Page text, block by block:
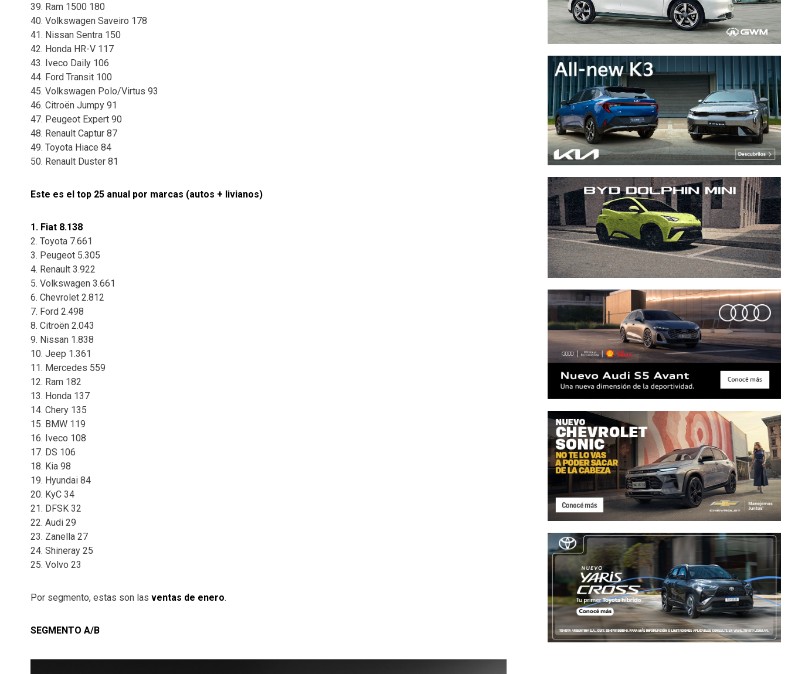
39. Ram 1500 180
40. Volkswagen Saveiro 178
41. Nissan Sentra 150
42. Honda HR-V 117
43. Iveco Daily 106
44. Ford Transit 100
45. Volkswagen Polo/Virtus 93
46. Citroën Jumpy 91
47. Peugeot Expert 90
48. Renault Captur 87
49. Toyota Hiace 84
50. Renault Duster 81
Este es el top 25 anual por marcas (autos + livianos)
1. Fiat 8.138
2. Toyota 7.661
3. Peugeot 5.305
4. Renault 3.922
5. Volkswagen 3.661
6. Chevrolet 2.812
7. Ford 2.498
8. Citroën 2.043
9. Nissan 1.838
10. Jeep 1.361
11. Mercedes 559
12. Ram 182
13. Honda 137
14. Chery 135
15. BMW 119
16. Iveco 108
17. DS 106
18. Kia 98
19. Hyundai 84
20. KyC 34
21. DFSK 32
22. Audi 29
23. Zanella 27
24. Shineray 25
25. Volvo 23
Por segmento, estas son las ventas de enero.
SEGMENTO A/B